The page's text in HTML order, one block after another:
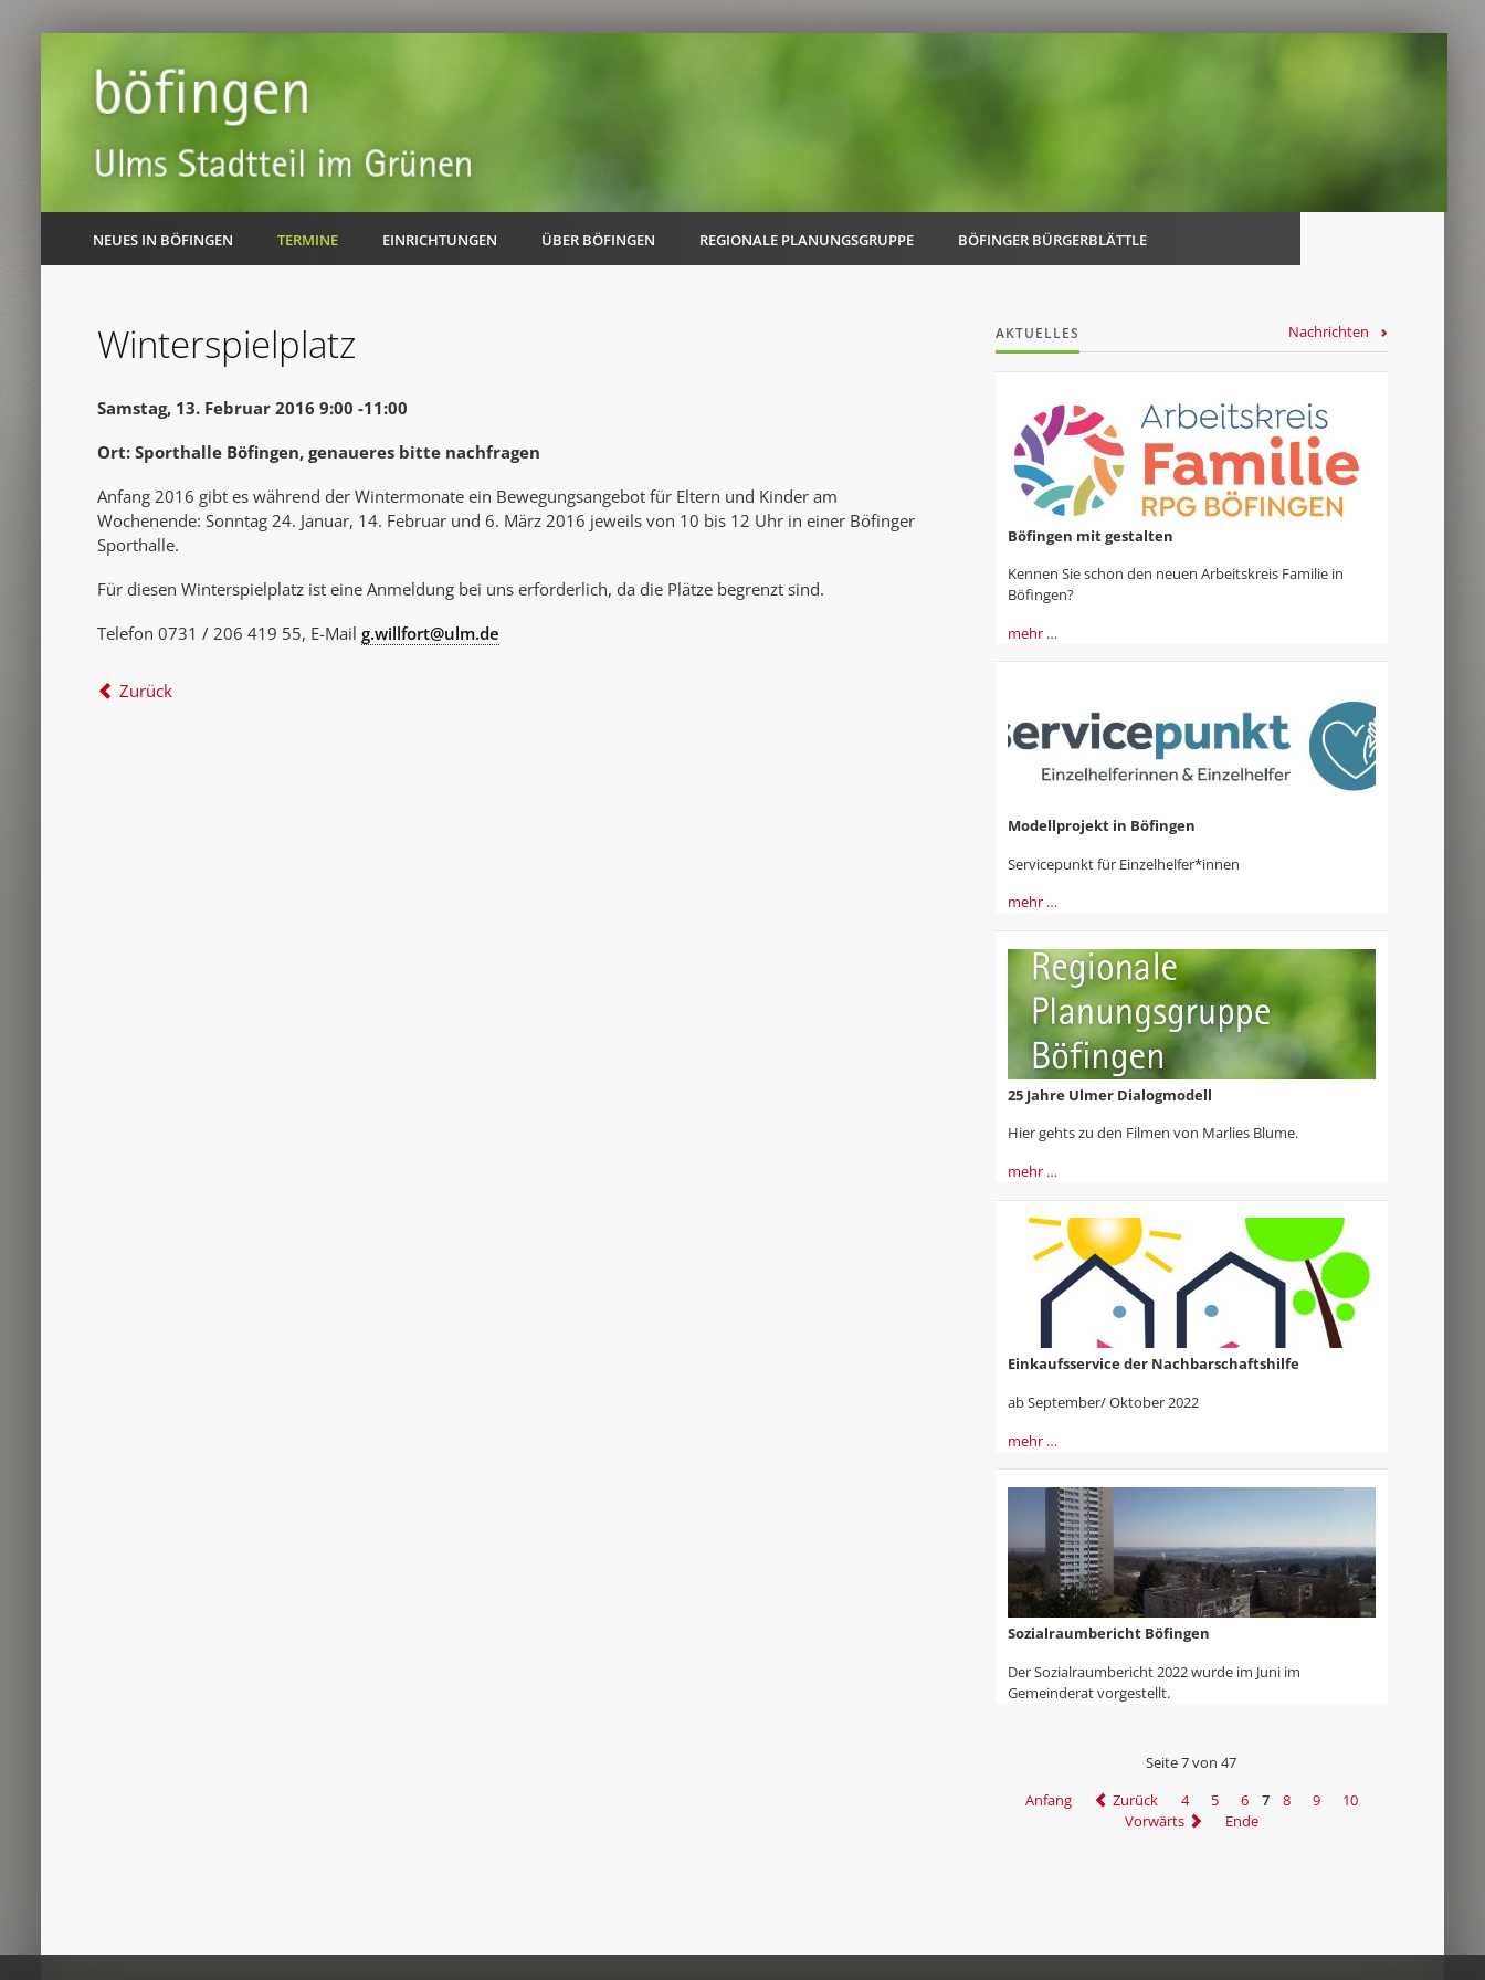
NEUES IN BÖFINGEN TERMINE EINRICHTUNGEN ÜBER BÖFINGEN REGIONALE PLANUNGSGRUPPE
AK Internet
AK Unterwegs in Böfingen
BÖFINGER BÜRGERBLÄTTLE
Winterspielplatz
Samstag, 13. Februar 2016 9:00 -11:00
Ort: Sporthalle Böfingen, genaueres bitte nachfragen
Anfang 2016 gibt es während der Wintermonate ein Bewegungsangebot für Eltern und Kinder am
Wochenende: Sonntag 24. Januar, 14. Februar und 6. März 2016 jeweils von 10 bis 12 Uhr in einer Böfinger
Sporthalle.
Für diesen Winterspielplatz ist eine Anmeldung bei uns erforderlich, da die Plätze begrenzt sind.
Telefon 0731 / 206 419 55, E-Mail g.willfort@ulm.de
Zurück
AKTUELLES Nachrichten
Böfingen mit gestalten
Kennen Sie schon den neuen Arbeitskreis Familie in
Böfingen?
mehr …
Modellprojekt in Böfingen
Servicepunkt für Einzelhelfer*innen
mehr …
25 Jahre Ulmer Dialogmodell
Hier gehts zu den Filmen von Marlies Blume.
mehr …
Einkaufsservice der Nachbarschaftshilfe
ab September/ Oktober 2022
mehr …
Sozialraumbericht Böfingen
Der Sozialraumbericht 2022 wurde im Juni im
Gemeinderat vorgestellt.
Seite 7 von 47
Anfang
Zurück 4 5 6 7 8 9
10
Vorwärts
Ende